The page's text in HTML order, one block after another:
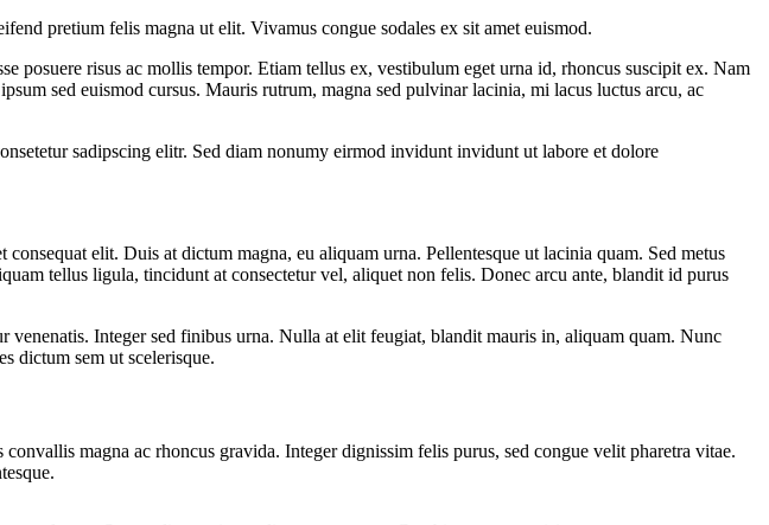
pretium felis magna ut elit. Vivamus congue sodales ex sit amet euismod.
posuere risus ac mollis tempor. Etiam tellus ex, vestibulum eget urna id, rhoncus suscipit ex. Nam
sed euismod cursus. Mauris rutrum, magna sed pulvinar lacinia, mi lacus luctus arcu, ac
sadipscing elitr. Sed diam nonumy eirmod invidunt invidunt ut labore et dolore
elit. Duis at dictum magna, eu aliquam urna. Pellentesque ut lacinia quam. Sed metus
tellus ligula, tincidunt at consectetur vel, aliquet non felis. Donec arcu ante, blandit id purus
Integer sed finibus urna. Nulla at elit feugiat, blandit mauris in, aliquam quam. Nunc
dictum sem ut scelerisque.
magna ac rhoncus gravida. Integer dignissim felis purus, sed congue velit pharetra vitae.